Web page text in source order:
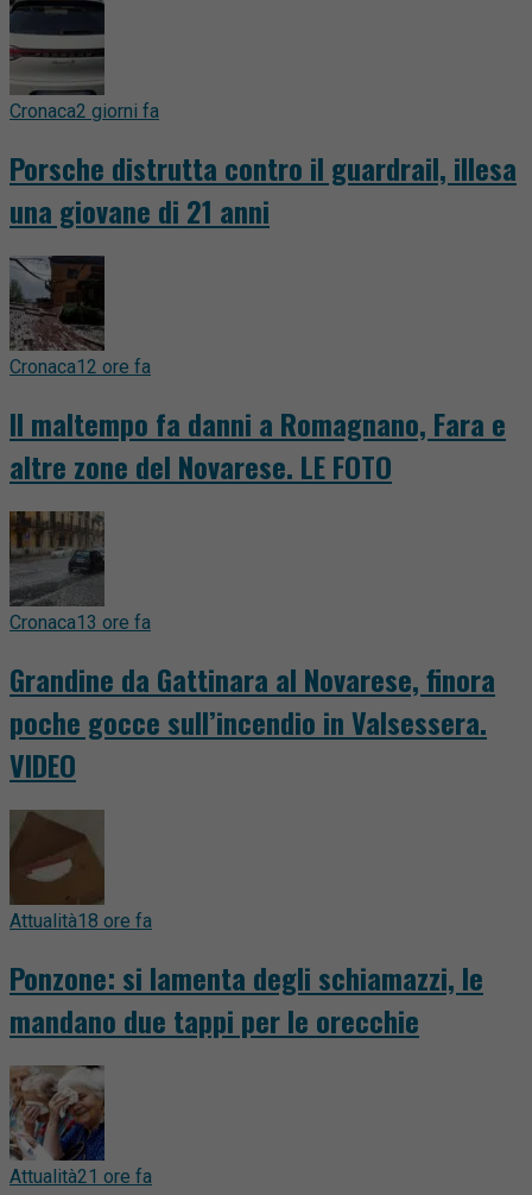
Cronaca2 giorni fa
Porsche distrutta contro il guardrail, illesa
una giovane di 21 anni
Cronaca12 ore fa
Il maltempo fa danni a Romagnano, Fara e
altre zone del Novarese. LE FOTO
Cronaca13 ore fa
Grandine da Gattinara al Novarese, finora
poche gocce sull’incendio in Valsessera.
VIDEO
Attualità18 ore fa
Ponzone: si lamenta degli schiamazzi, le
mandano due tappi per le orecchie
Attualità21 ore fa